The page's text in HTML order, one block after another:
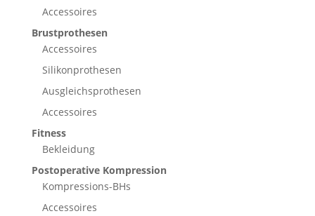
Accessoires
Brustprothesen
Accessoires
Silikonprothesen
Ausgleichsprothesen
Accessoires
Fitness
Bekleidung
Postoperative Kompression
Kompressions-BHs
Accessoires